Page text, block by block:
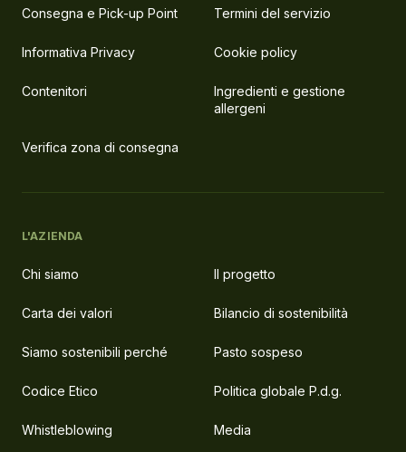
Consegna e Pick-up Point Termini del servizio
Informativa Privacy Cookie policy
Contenitori
Ingredienti e gestione
allergeni
Verifica zona di consegna
L'AZIENDA
Chi siamo Il progetto
Carta dei valori Bilancio di sostenibilità
Siamo sostenibili perché Pasto sospeso
Codice Etico Politica globale P.d.g.
Whistleblowing Media